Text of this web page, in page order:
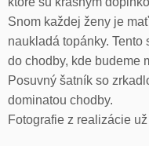
Snom každej ženy je
naukladá topánky.
do chodby, kde budeme
Posuvný šatník so
dominatou chodby.
Fotografie z realizácie